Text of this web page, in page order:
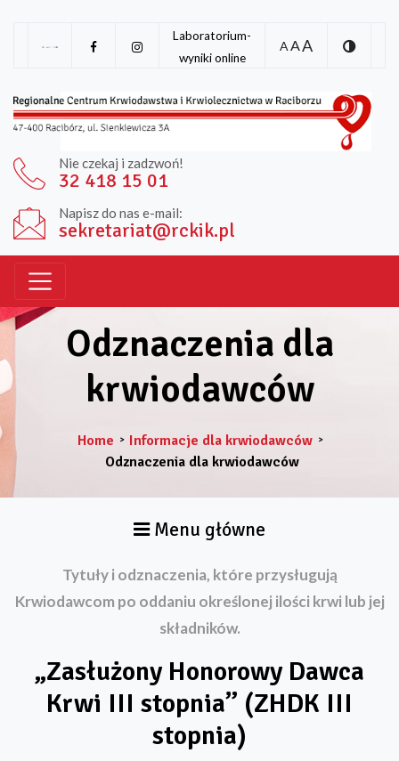
Laboratorium-
wyniki online
AAA
Nie czekaj i zadzwoń!
32 418 15 01
Napisz do nas e-mail:
sekretariat@rckik.pl
Odznaczenia dla
krwiodawców
Home > Informacje dla krwiodawców >
Odznaczenia dla krwiodawców
Menu główne
Tytuły i odznaczenia, które przysługują
Krwiodawcom po oddaniu określonej ilości krwi lub jej
składników.
„Zasłużony Honorowy Dawca
Krwi III stopnia” (ZHDK III
stopnia)